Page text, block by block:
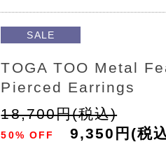
SALE
TOGA TOO Metal
Pierced Earrings
18,700円(税込)
50% OFF 9,350円(税